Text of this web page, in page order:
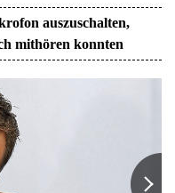
auszuschalten,
mithören konnten